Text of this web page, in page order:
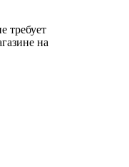
требует
на